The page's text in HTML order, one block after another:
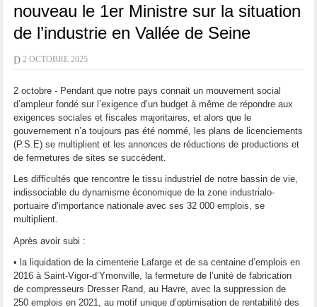
nouveau le 1er Ministre sur la situation
de l’industrie en Vallée de Seine
D 2 OCTOBRE 2025
2 octobre - Pendant que notre pays connait un mouvement social
d’ampleur fondé sur l’exigence d’un budget à même de répondre aux
exigences sociales et fiscales majoritaires, et alors que le
gouvernement n’a toujours pas été nommé, les plans de licenciements
(P.S.E) se multiplient et les annonces de réductions de productions et
de fermetures de sites se succèdent.
Les difficultés que rencontre le tissu industriel de notre bassin de vie,
indissociable du dynamisme économique de la zone industrialo-
portuaire d’importance nationale avec ses 32 000 emplois, se
multiplient.
Après avoir subi :
• la liquidation de la cimenterie Lafarge et de sa centaine d’emplois en
2016 à Saint-Vigor-d’Ymonville, la fermeture de l’unité de fabrication
de compresseurs Dresser Rand, au Havre, avec la suppression de
250 emplois en 2021, au motif unique d’optimisation de rentabilité des